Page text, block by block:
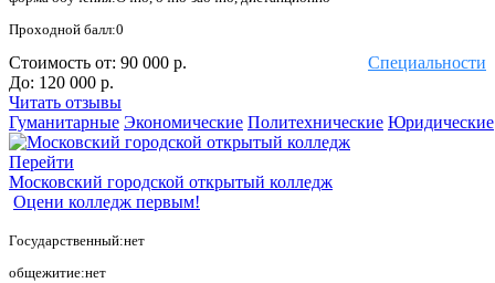
Проходной балл:0
Специальности
Стоимость от: 90 000 р.
До: 120 000 р.
Читать отзывы
Гуманитарные Экономические Политехнические Юридические
Перейти
Московский городской открытый колледж
Оцени колледж первым!
Государственный:нет
общежитие:нет